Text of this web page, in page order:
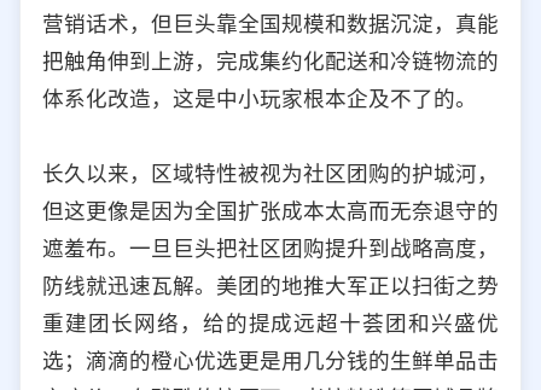
营销话术，但巨头靠全国规模和数据沉淀，真能
把触角伸到上游，完成集约化配送和冷链物流的
体系化改造，这是中小玩家根本企及不了的。
长久以来，区域特性被视为社区团购的护城河，
但这更像是因为全国扩张成本太高而无奈退守的
遮羞布。一旦巨头把社区团购提升到战略高度，
防线就迅速瓦解。美团的地推大军正以扫街之势
重建团长网络，给的提成远超十荟团和兴盛优
选；滴滴的橙心优选更是用几分钱的生鲜单品击